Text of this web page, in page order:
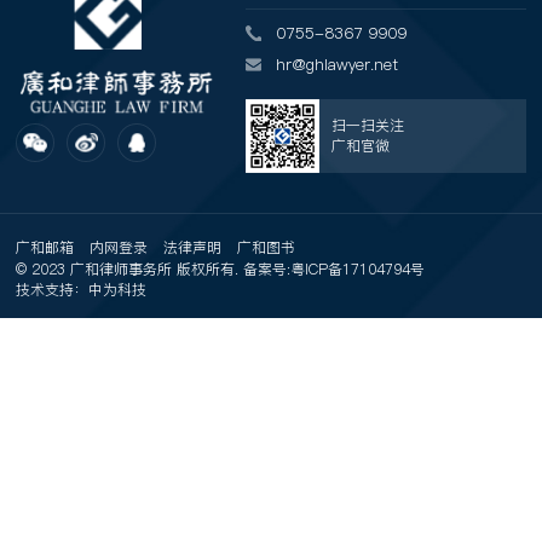
0755-8367 9909
hr@ghlawyer.net
扫一扫关注
广和官微
广和邮箱 内网登录 法律声明
广和图书
© 2023 广和律师事务所 版权所有. 备案号:粤ICP备17104794号
技术支持：中为科技